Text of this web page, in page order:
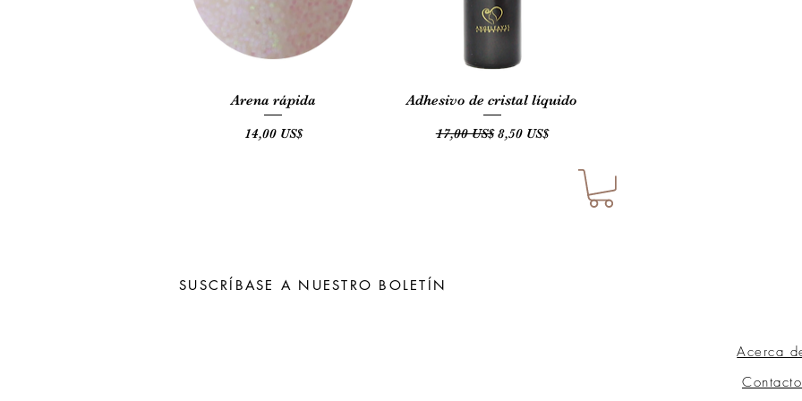
Vista rápida
Arena rápida
Precio
14,00 US$
Vista rápida
Adhesivo de cristal líquido
Precio
17,00 US$ Precio de oferta
8,50 US$
SUSCRÍBASE A NUESTRO BOLETÍN
Acerca
Contacto